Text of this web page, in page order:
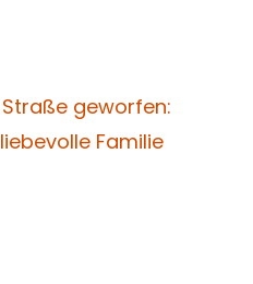
geworfen:
Familie